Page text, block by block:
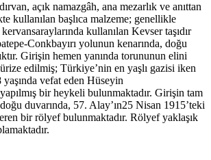
açık namazgâh, ana mezarlık ve anıttan
kullanılan başlıca malzeme; genellikle
kullanılan Kevser taşıdır
Conkbayırı yolunun kenarında, doğu
Girişin hemen yanında torununun elini
edilmiş; Türkiye’nin en yaşlı gazisi iken
vefat eden Hüseyin
bir heykeli bulunmaktadır. Girişin tam
duvarında, 57. Alay’ın25 Nisan 1915’teki
bir rölyef bulunmaktadır. Rölyef yaklaşık